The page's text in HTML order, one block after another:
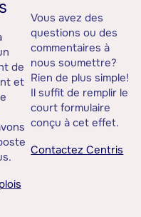
de
et
Vous avez des
questions ou des
commentaires à
nous soumettre?
Rien de plus simple!
Il suffit de remplir le
court formulaire
conçu à cet effet.
Contactez Centris